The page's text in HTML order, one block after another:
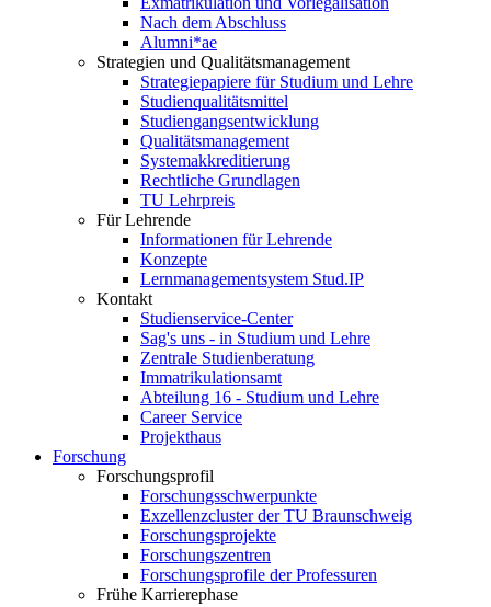
Nach dem Abschluss
Alumni*ae
Strategien und Qualitätsmanagement
Strategiepapiere für Studium und Lehre
Studienqualitätsmittel
Studiengangsentwicklung
Qualitätsmanagement
Systemakkreditierung
Rechtliche Grundlagen
TU Lehrpreis
Für Lehrende
Informationen für Lehrende
Konzepte
Lernmanagementsystem Stud.IP
Kontakt
Studienservice-Center
Sag's uns - in Studium und Lehre
Zentrale Studienberatung
Immatrikulationsamt
Abteilung 16 - Studium und Lehre
Career Service
Projekthaus
Forschung
Forschungsprofil
Forschungsschwerpunkte
Exzellenzcluster der TU Braunschweig
Forschungsprojekte
Forschungszentren
Forschungsprofile der Professuren
Frühe Karrierephase